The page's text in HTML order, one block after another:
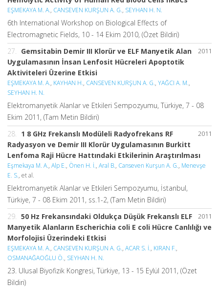
EŞMEKAYA M. A., CANSEVEN KURŞUN A. G., SEYHAN H. N.
6th International Workshop on Biological Effects of
Electromagnetic Fields, 10 - 14 Ekim 2010, (Özet Bildiri)
2011
27. Gemsitabin Demir III Klorür ve ELF Manyetik Alan
Uygulamasının İnsan Lenfosit Hücreleri Apoptotik
Aktiviteleri Üzerine Etkisi
EŞMEKAYA M. A., KAYHAN H., CANSEVEN KURŞUN A. G., YAĞCI A. M.,
SEYHAN H. N.
Elektromanyetik Alanlar ve Etkileri Sempozyumu, Türkiye, 7 - 08
Ekim 2011, (Tam Metin Bildiri)
2011
28. 1 8 GHz Frekanslı Modüleli Radyofrekans RF
Radyasyon ve Demir III Klorür Uygulamasının Burkitt
Lenfoma Raji Hücre Hattındaki Etkilerinin Araştırılması
Eşmekaya M. A., Alp E., Önen H. İ., Aral B., Canseven Kurşun A. G., Menevşe
E. S., et al.
Elektromanyetik Alanlar ve Etkileri Sempozyumu, İstanbul,
Türkiye, 7 - 08 Ekim 2011, ss.1-2, (Tam Metin Bildiri)
2011
29. 50 Hz Frekansındaki Oldukça Düşük Frekanslı ELF
Manyetik Alanların Escherichia coli E coli Hücre Canlılığı ve
Morfolojisi Üzerindeki Etkisi
EŞMEKAYA M. A., CANSEVEN KURŞUN A. G., ACAR S. İ., KIRAN F.,
OSMANAĞAOĞLU Ö., SEYHAN H. N.
23. Ulusal Biyofizik Kongresi, Türkiye, 13 - 15 Eylül 2011, (Özet
Bildiri)